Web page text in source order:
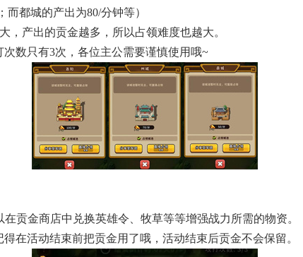
而都城的产出为80/分钟等）
，产出的贡金越多，所以占领难度也越大。
次数只有3次，各位主公需要谨慎使用哦~
在贡金商店中兑换英雄令、牧草等等增强战力所需的物资。
得在活动结束前把贡金用了哦，活动结束后贡金不会保留。